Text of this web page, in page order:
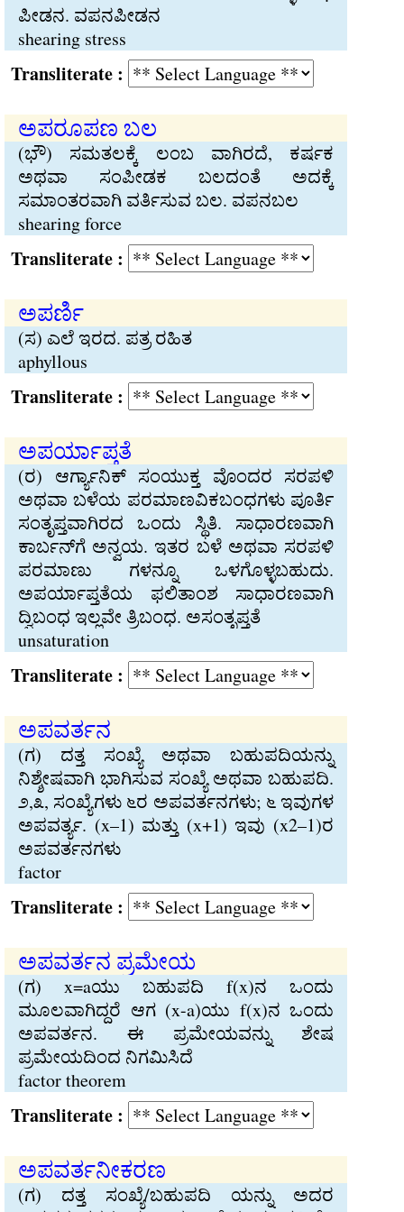
ಪೀಡನ. ವಪನಪೀಡನ
shearing stress
:
ಅಪರೂಪಣ ಬಲ
(ಭೌ) ಸಮತಲಕ್ಕೆ ಲಂಬ ವಾಗಿರದೆ, ಕರ್ಷಕ
ಅಥವಾ ಸಂಪೀಡಕ ಬಲದಂತೆ ಅದಕ್ಕೆ
ಸಮಾಂತರವಾಗಿ ವರ್ತಿಸುವ ಬಲ. ವಪನಬಲ
shearing force
:
ಅಪರ್ಣಿ
(ಸ) ಎಲೆ ಇರದ. ಪತ್ರ ರಹಿತ
aphyllous
:
ಅಪರ್ಯಾಪ್ತತೆ
(ರ) ಆರ್ಗ್ಯಾನಿಕ್ ಸಂಯುಕ್ತ ವೊಂದರ ಸರಪಳಿ
ಅಥವಾ ಬಳೆಯ ಪರಮಾಣವಿಕಬಂಧಗಳು ಪೂರ್ತಿ
ಸಂತೃಪ್ತವಾಗಿರದ ಒಂದು ಸ್ಥಿತಿ. ಸಾಧಾರಣವಾಗಿ
ಕಾರ್ಬನ್‌ಗೆ ಅನ್ವಯ. ಇತರ ಬಳೆ ಅಥವಾ ಸರಪಳಿ
ಪರಮಾಣು ಗಳನ್ನೂ ಒಳಗೊಳ್ಳಬಹುದು.
ಅಪರ್ಯಾಪ್ತತೆಯ ಫಲಿತಾಂಶ ಸಾಧಾರಣವಾಗಿ
ದ್ವಿಬಂಧ ಇಲ್ಲವೇ ತ್ರಿಬಂಧ. ಅಸಂತೃಪ್ತತೆ
unsaturation
:
ಅಪವರ್ತನ
(ಗ) ದತ್ತ ಸಂಖ್ಯೆ ಅಥವಾ ಬಹುಪದಿಯನ್ನು
ನಿಶ್ಶೇಷವಾಗಿ ಭಾಗಿಸುವ ಸಂಖ್ಯೆ ಅಥವಾ ಬಹುಪದಿ.
೨,೩, ಸಂಖ್ಯೆಗಳು ೬ರ ಅಪವರ್ತನಗಳು; ೬ ಇವುಗಳ
ಅಪವರ್ತ್ಯ. (x–1) ಮತ್ತು (x+1) ಇವು (x2–1)ರ
ಅಪವರ್ತನಗಳು
factor
:
ಅಪವರ್ತನ ಪ್ರಮೇಯ
(ಗ) x=aಯು ಬಹುಪದಿ f(x)ನ ಒಂದು
ಮೂಲವಾಗಿದ್ದರೆ ಆಗ (x-a)ಯು f(x)ನ ಒಂದು
ಅಪವರ್ತನ. ಈ ಪ್ರಮೇಯವನ್ನು ಶೇಷ
ಪ್ರಮೇಯದಿಂದ ನಿಗಮಿಸಿದೆ
factor theorem
:
ಅಪವರ್ತನೀಕರಣ
(ಗ) ದತ್ತ ಸಂಖ್ಯೆ/ಬಹುಪದಿ ಯನ್ನು ಅದರ